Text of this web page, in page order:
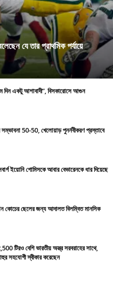
যে তার প্রাথমিক পর্যায়ে
দিন একটু আশাবাদী”, বিসকারোসে আগুন
সম্ভাবনা 50-50, খেলোয়াড় পুনর্নবীকরণ প্রস্তাবে
ইয়োনি গোমিসকে আবার বেভারেনকে ধার দিয়েছে
কোচের ছেলের জন্য আদালত বিলম্বিত মানসিক
টিরও বেশি ভারতীয় অস্ত্র সরবরাহের সাথে,
সহযোগী স্বীকার করেছেন